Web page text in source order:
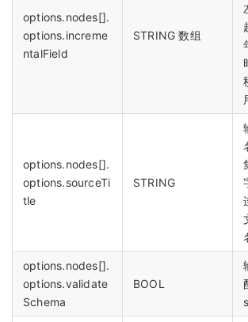
options.nodes[].
options.increme
ntalField
STRING 数组
options.nodes[].
options.sourceTi
tle
STRING
options.nodes[].
options.validate
Schema
BOOL